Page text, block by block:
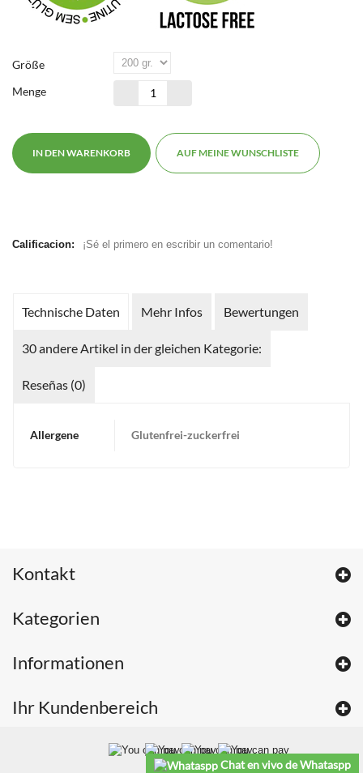
Größe
Menge
IN DEN WARENKORB AUF MEINE WUNSCHLISTE
Calificacion: ¡Sé el primero en escribir un comentario!
Technische Daten Mehr Infos Bewertungen
30 andere Artikel in der gleichen Kategorie:
Reseñas (0)
Allergene Glutenfrei-zuckerfrei
Kontakt
Kategorien
Informationen
Ihr Kundenbereich
Chat en vivo de Whataspp